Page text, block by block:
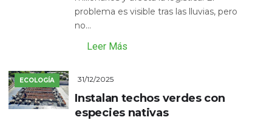
problema es visible tras las lluvias, pero
no...
Leer Más
ECOLOGÍA 31/12/2025
Instalan techos verdes con
especies nativas